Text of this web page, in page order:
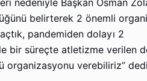
nedeniyle Başkan Osman
belirterek 2 önemli
pandemiden dolayı 2
bir süreçte atletizme verilen
organizasyonu verebiliriz”